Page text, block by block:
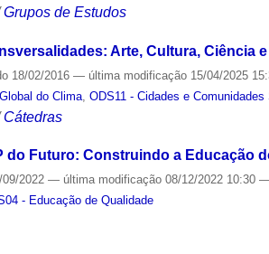
Grupos de Estudos
Arte, Cultura, Ciência
18/02/2016— última modificação 15/04/2025
do Clima ,ODS11 - Cidades e
Cátedras
do Futuro: Construindo a Educação
09/2022— última modificação 08/12/2022 10:30—
- Educação de Qualidade